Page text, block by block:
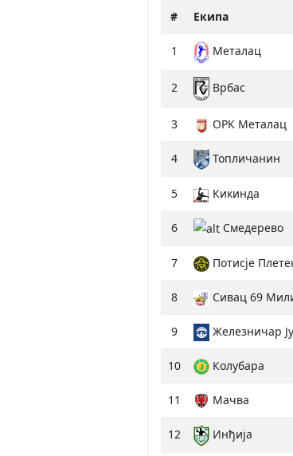
# Екипа
1 Металац
2 Врбас
3 ОРК Металац
4 Топличанин
5 Кикинда
6 Смедерево
7 Потисје
8 Сивац 69
9 Железничар
10 Колубара
11 Мачва
12 Инђија